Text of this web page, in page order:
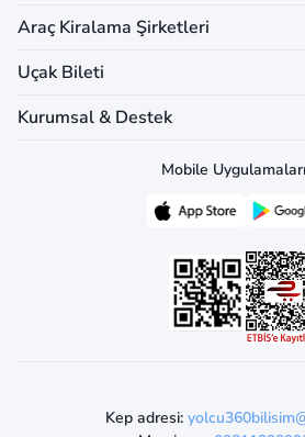
Araç Kiralama Şirketleri
Uçak Bileti
Kurumsal & Destek
Mobile
Kep adresi: